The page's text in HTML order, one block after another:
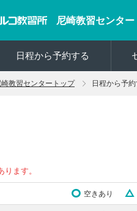
尼崎教習センター
日程から予約する
崎教習センタートップ 日程から予
ます。
空きあり